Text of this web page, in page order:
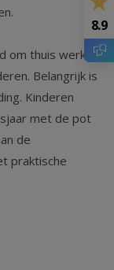
om thuis werk
Belangrijk is
Kinderen
met de pot
de
praktische
8.9